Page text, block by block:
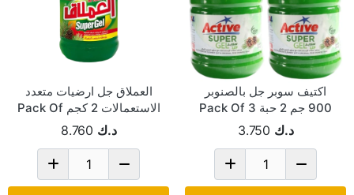
اكتيف سوبر جل بالصنوبر
900 جم 2 حبة Pack Of 3
د.ك 3.750
العملاق جل ارضيات متعدد
الاستعمالات 2 كجم Pack Of
6 د.ك 8.760